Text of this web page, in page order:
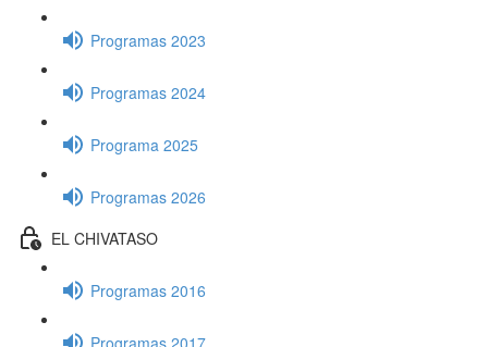
Programas 2023
Programas 2024
Programa 2025
Programas 2026
EL CHIVATASO
Programas 2016
Programas 2017